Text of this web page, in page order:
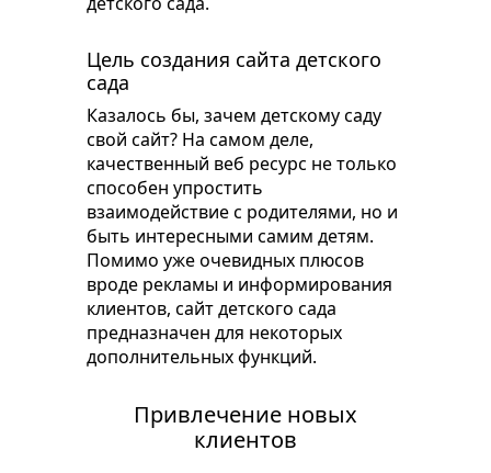
Цель создания сайта детского
сада
Казалось бы, зачем детскому саду
свой сайт? На самом деле,
качественный веб ресурс не только
способен упростить
взаимодействие с родителями, но и
быть интересными самим детям.
Помимо уже очевидных плюсов
вроде рекламы и информирования
клиентов, сайт детского сада
предназначен для некоторых
дополнительных функций.
Привлечение новых
клиентов